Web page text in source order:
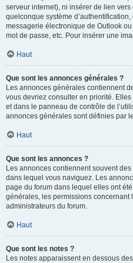
serveur internet), ni insérer de lien
quelconque système
messagerie électronique de Outlook
mot de passe, etc. Pour insérer une
Haut
Que sont les annonces générales ?
Les annonces générales contiennent
vous devriez consulter en priorité.
et dans le panneau de contrôle de
annonces générales sont définies par
Haut
Que sont les annonces ?
Les annonces contiennent souvent
dans lequel vous naviguez. Les
page du forum dans lequel elles ont
générales, les permissions
administrateurs du forum.
Haut
Que sont les notes ?
Les notes apparaissent en dessous